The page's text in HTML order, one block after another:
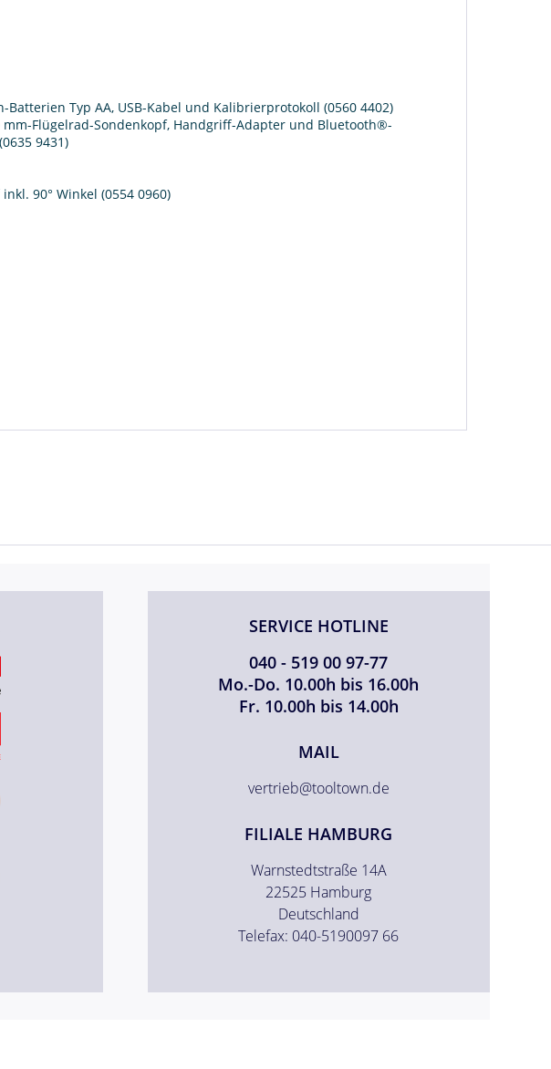
Typ AA, USB-Kabel und Kalibrierprotokoll (0560 4402)
Flügelrad-Sondenkopf, Handgriff-Adapter und Bluetooth®-
9431)
90° Winkel (0554 0960)
SERVICE HOTLINE
040 - 519 00 97-77
Mo.-Do. 10.00h bis 16.00h
Fr. 10.00h bis 14.00h
MAIL
vertrieb@tooltown.de
FILIALE HAMBURG
Warnstedtstraße 14A
22525 Hamburg
Deutschland
Telefax: 040-5190097 66